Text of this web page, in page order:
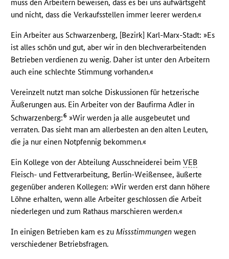
muss den Arbeitern beweisen, dass es bei uns aufwärtsgeht
und nicht, dass die Verkaufsstellen immer leerer werden.«
Ein Arbeiter aus Schwarzenberg, [Bezirk] Karl-Marx-Stadt: »Es
ist alles schön und gut, aber wir in den blechverarbeitenden
Betrieben verdienen zu wenig. Daher ist unter den Arbeitern
auch eine schlechte Stimmung vorhanden.«
Vereinzelt nutzt man solche Diskussionen für hetzerische
Äußerungen aus. Ein Arbeiter von der Baufirma Adler in
Schwarzenberg:6 »Wir werden ja alle ausgebeutet und
verraten. Das sieht man am allerbesten an den alten Leuten,
die ja nur einen Notpfennig bekommen.«
Ein Kollege von der Abteilung Ausschneiderei beimVEB
Fleisch- und Fettverarbeitung, Berlin-Weißensee, äußerte
gegenüber anderen Kollegen: »Wir werden erst dann höhere
Löhne erhalten, wenn alle Arbeiter geschlossen die Arbeit
niederlegen und zum Rathaus marschieren werden.«
In einigen Betrieben kam es zuMissstimmungen wegen
verschiedener Betriebsfragen.